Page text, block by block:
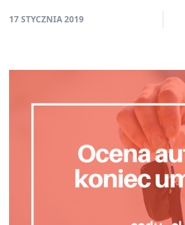
17 STYCZNIA 2019